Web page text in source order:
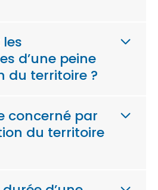
d’une peine
du territoire ?
concerné par
du territoire